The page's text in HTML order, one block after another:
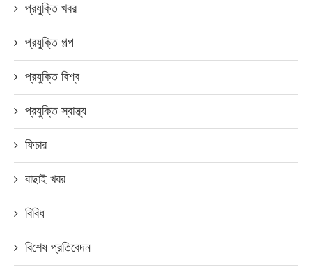
প্রযুক্তি খবর
প্রযুক্তি গল্প
প্রযুক্তি বিশ্ব
প্রযুক্তি স্বাস্থ্য
ফিচার
বাছাই খবর
বিবিধ
বিশেষ প্রতিবেদন